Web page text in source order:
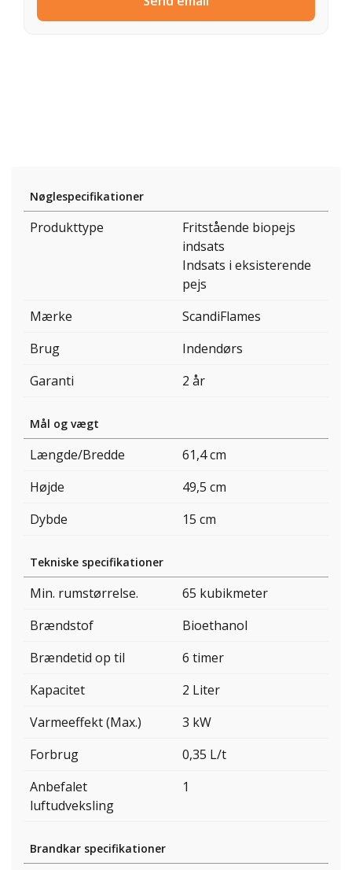
Nøglespecifikationer
Produkttype
Fritstående biopejs
indsats
Indsats i eksisterende
pejs
Mærke
ScandiFlames
Brug
Indendørs
Garanti
2 år
Mål og vægt
Længde/Bredde
61,4 cm
Højde
49,5 cm
Dybde
15 cm
Tekniske specifikationer
Min. rumstørrelse.
65 kubikmeter
Brændstof
Bioethanol
Brændetid op til
6 timer
Kapacitet
2 Liter
Varmeeffekt (Max.)
3 kW
Forbrug
0,35 L/t
Anbefalet
luftudveksling
1
Brandkar specifikationer